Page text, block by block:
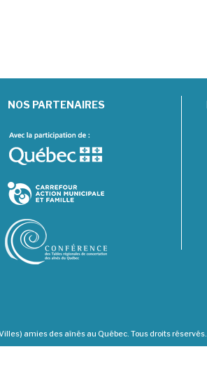
NOS PARTENAIRES
amies des aînés au Québec. Tous droits réservés.